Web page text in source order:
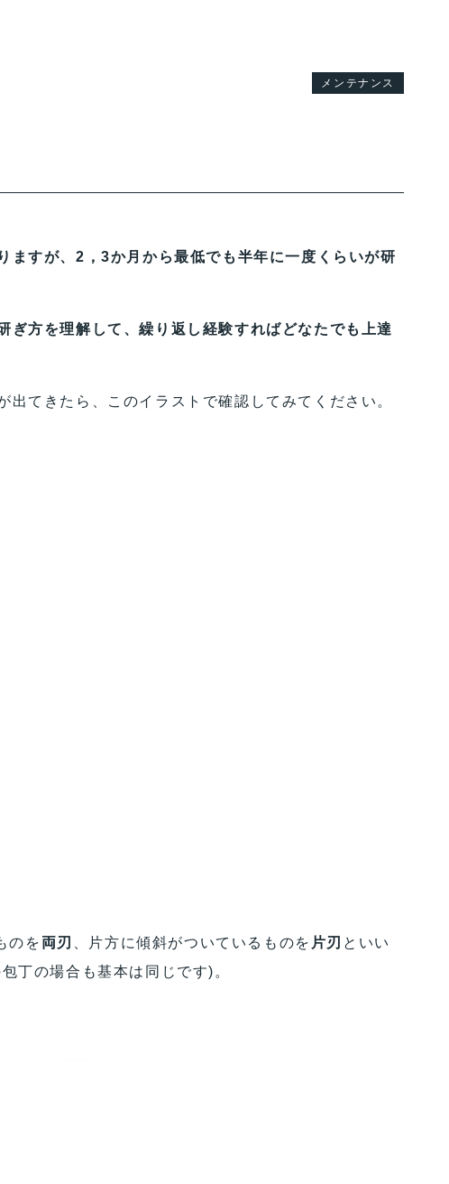
メンテナンス
ますが、2，3か月から最低でも半年に一度くらいが研
方を理解して、繰り返し経験すればどなたでも上達
てきたら、このイラストで確認してみてください。
のを 両刃 、片方に傾斜がついているものを 片刃 といい
丁の場合も基本は同じです)。